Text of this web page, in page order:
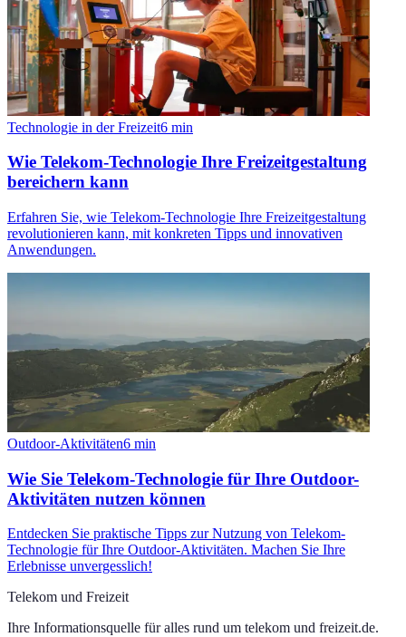
Technologie in der Freizeit6 min
Wie Telekom-Technologie Ihre Freizeitgestaltung
bereichern kann
Erfahren Sie, wie Telekom-Technologie Ihre Freizeitgestaltung
revolutionieren kann, mit konkreten Tipps und innovativen
Anwendungen.
Outdoor-Aktivitäten6 min
Wie Sie Telekom-Technologie für Ihre Outdoor-
Aktivitäten nutzen können
Entdecken Sie praktische Tipps zur Nutzung von Telekom-
Technologie für Ihre Outdoor-Aktivitäten. Machen Sie Ihre
Erlebnisse unvergesslich!
Telekom und Freizeit
Ihre Informationsquelle für alles rund um telekom und freizeit.de.